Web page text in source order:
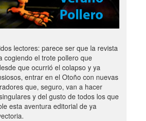
lectores: parece ser que la revista
cogiendo el trote pollero que
que ocurrió el colapso y ya
entrar en el Otoño con nuevas
que, seguro, van a hacer
y del gusto de todos los que
esta aventura editorial de ya